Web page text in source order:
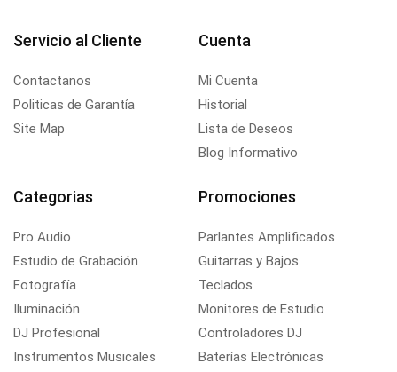
Servicio al Cliente
Contactanos
Politicas de Garantía
Site Map
Cuenta
Mi Cuenta
Historial
Lista de Deseos
Blog Informativo
Categorias
Pro Audio
Estudio de Grabación
Fotografía
Iluminación
DJ Profesional
Instrumentos Musicales
Promociones
Parlantes Amplificados
Guitarras y Bajos
Teclados
Monitores de Estudio
Controladores DJ
Baterías Electrónicas